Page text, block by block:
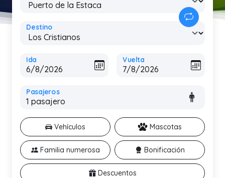
Destino
Ida Vuelta
Pasajeros
Vehículos Mascotas
Familia numerosa Bonificación
Descuentos